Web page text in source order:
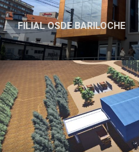
FILIAL OSDE BARILOCHE